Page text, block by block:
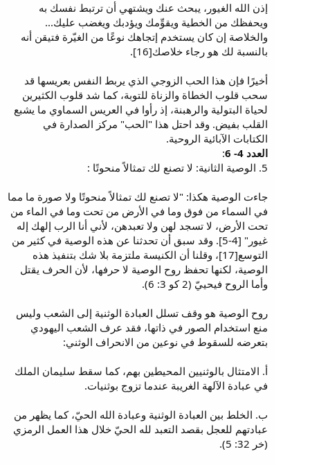
إذن الله الغيور، يبحث عنك ويشتهي أن ترتبط نفسك به
ويحفظك من الخطية ويقوِّمك ويؤدبك ويغضب عليك...
والخلاصة إن كان يستخدم إتجاهك نوعًا من الغيّرة فتيقن أنه
بالنسبة لك هو رجاء خلاصك[16].
أخيرًا فإن هذا الحب الزوجي الذي يربط النفس بعريسها قد
سحب قلوب الخطاة والزناة للتوبة، كما شد قلوب الكثيرين
لحياة البتولية والرهبنة، إذ رأوا في العريس السماوي ما يشبع
القلب بفيض. وقد احتل هذا "الحب" مركز الصدارة في
الكتابات الآبائية الروحية.
العدد 4- 6
:
5. الوصية الثانية: لا تصنع لك تمثالاً منحوتًا :
جاءت الوصية هكذا: "لا تصنع لك تمثالاً منحوتًا ولا صورة ما مما
في السماء من فوق وما في الأرض من تحت وما في الماء من
تحت الأرض، لا تسجد لهن ولا تعبدهن، لأني أنا الرب إلهك إله
غيور" [4-5]. وقد سبق أن تحدثنا عن هذه الوصية في كثير من
التوسع[17]، وقلنا أن الكنيسة ملتزمة بلا شك بتنفيذ هذه
الوصية، لكنها تحفظ روح الوصية لا حرفها، لأن الحرف يقتل
وأما الروح فيحييّ (2 كو 3: 6).
روح الوصية هو وقف تسلل العبادة الوثنية إلى الشعب وليس
منع استخدام الصور في ذاتها، فقد عرف الشعب اليهودي
بتعرضه للسقوط في نوعين من الانحراف الوثني:
أ. الامتثال بالوثنيين المحيطين بهم، كما سقط سليمان الملك
في عبادة الآلهة الغريبة عندما تزوج بوثنيات.
ب. الخلط بين العبادة الوثنية وعبادة الله الحيّ، كما يظهر من
عبادتهم للعجل بقصد التعبد لله الحيّ خلال هذا العمل الرمزي
(خر 32: 5).